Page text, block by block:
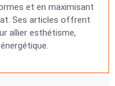
et en maximisant
Ses articles offrent
allier esthétisme,